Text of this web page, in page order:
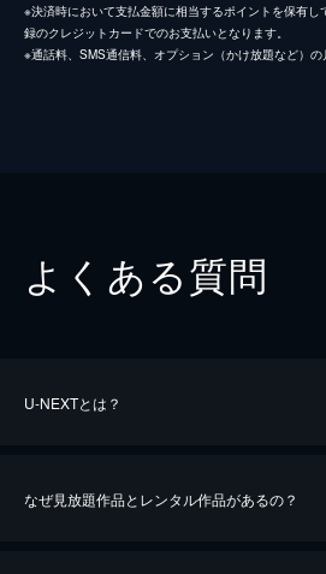
※決済時において支払金額に相当するポイントを保有
録のクレジットカードでのお支払いとなります。
※通話料、SMS通信料、オプション（かけ放題など）の
よくある質問
U-NEXTとは？
なぜ見放題作品とレンタル作品があるの？